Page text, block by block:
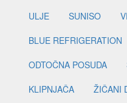
ULJE
SUNISO
BLUE REFRIGERATION
ODTOČNA POSUDA
KLIPNJAČA
ŽIČANI